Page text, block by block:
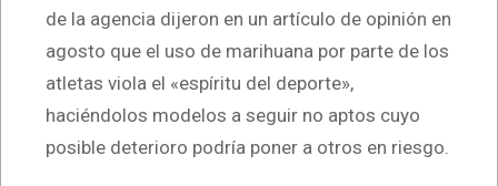
de la agencia dijeron en un artículo de opinión en
agosto que el uso de marihuana por parte de los
atletas viola el «espíritu del deporte»,
haciéndolos modelos a seguir no aptos cuyo
posible deterioro podría poner a otros en riesgo.